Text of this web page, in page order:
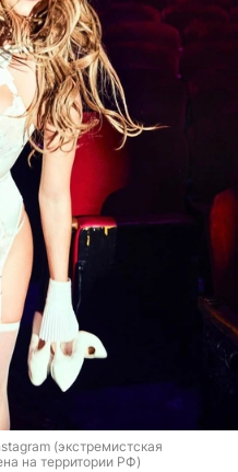
(экстремистская
на территории РФ)